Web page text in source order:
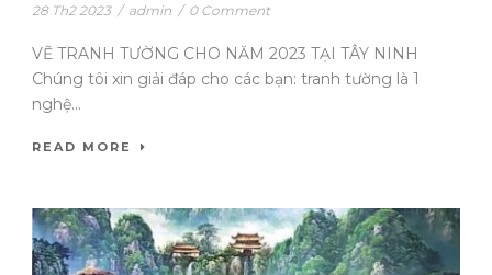
28 Th2 2023 / admin / 0 Comment
VẼ TRANH TƯỜNG CHO NĂM 2023 TẠI TÂY NINH
Chúng tôi xin giải đáp cho các bạn: tranh tường là 1
nghệ...
READ MORE